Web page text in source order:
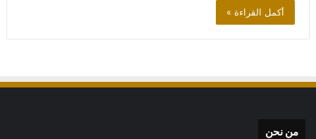
أكمل القراءة »
من نحن